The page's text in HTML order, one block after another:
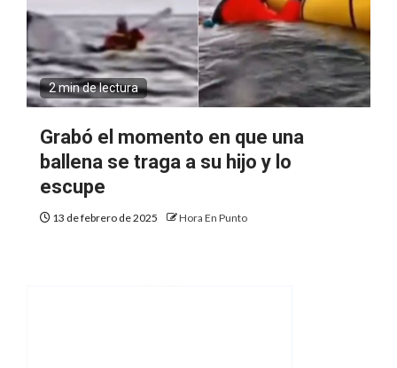
2 min de lectura
Grabó el momento en que una
ballena se traga a su hijo y lo
escupe
13 de febrero de 2025 Hora En Punto